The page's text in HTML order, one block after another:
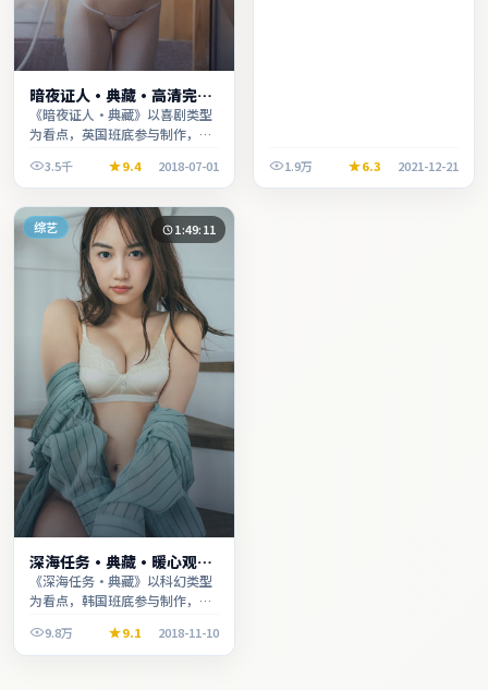
暗夜证人·典藏·高清完整
收录适合周末一口气刷完
《暗夜证人·典藏》以喜剧类型
为看点，英国班底参与制作，叙
段观看。
3.5千 9.4 2018-07-01 1.9万 6.3 2021-12-21
综艺 1:49:11
深海任务·典藏·暖心观影
季口碑发酵持续升温
《深海任务·典藏》以科幻类型
为看点，韩国班底参与制作，叙
段观看。
9.8万 9.1 2018-11-10